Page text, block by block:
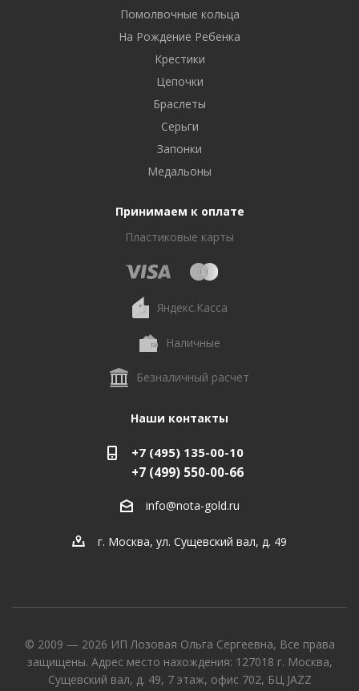
Помолвочные кольца
На Рождение Ребенка
Крестики
Цепочки
Браслеты
Серьги
Запонки
Медальоны
Принимаем к оплате
Пластиковые карты
Яндекс.Касса
Наличные
Безналичный расчет
Наши контакты
+7 (495) 135-00-10
+7 (499) 550-00-66
info@nota-gold.ru
г. Москва, ул. Сущевский вал, д. 49
© 2009 — 2026 ИП Лозовая Ольга Сергеевна, Все права
защищены. Адрес место нахождения: 127018 г. Москва,
Сущевский вал, д. 49, 7 этаж, офис 702, БЦ JAZZ